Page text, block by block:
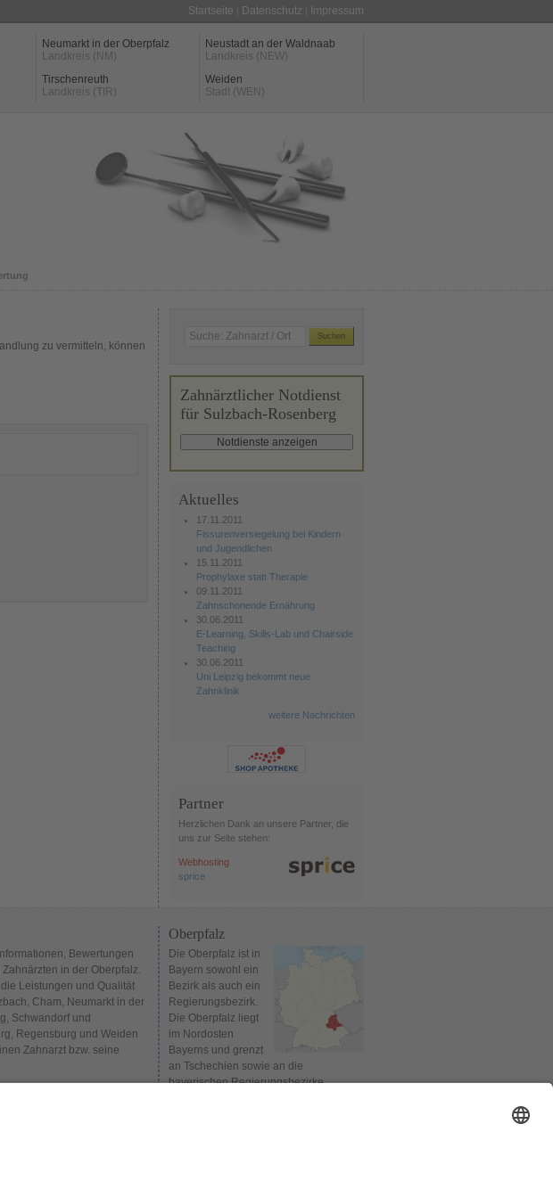
Startseite Datenschutz Impressum
Neumarkt in der Oberpfalz
Landkreis (NM)
Neustadt an der Waldnaab
Landkreis (NEW)
Tirschenreuth
Landkreis (TIR)
Weiden
Stadt (WEN)
zu vermitteln, können
Zahnärztlicher Notdienst
für Sulzbach-Rosenberg
Aktuelles
17.11.2011
Fissurenversiegelung bei Kindern
und Jugendlichen
15.11.2011
Prophylaxe statt Therapie
09.11.2011
Zahnschonende Ernährung
30.06.2011
E-Learning, Skills-Lab und Chairside
Teaching
30.06.2011
Uni Leipzig bekommt neue
Zahnklinik
weitere Nachrichten
Partner
Herzlichen Dank an unsere Partner, die
uns zur Seite stehen:
Webhosting
sprice
Bewertungen
in der Oberpfalz.
Leistungen und Qualität
Cham, Neumarkt in der
Schwandorf und
Regensburg und Weiden
Zahnarzt bzw. seine
Oberpfalz
Die Oberpfalz ist in
Bayern sowohl ein
Bezirk als auch ein
Regierungsbezirk.
Die Oberpfalz liegt
im Nordosten
Bayerns und grenzt
an Tschechien sowie an die
bayerischen Regierungsbezirke